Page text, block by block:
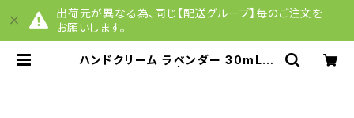
出荷元が異なる為、同じ【配送グループ】毎のご注文を
お願いします。
ハンドクリーム ラベンダー 30mL